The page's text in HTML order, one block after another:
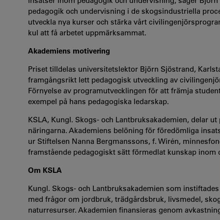
pedagogik och undervisning i de skogsindustriella
utveckla nya kurser och stärka vårt
kul att få arbetet uppmärksammat.
Akademiens motivering
Priset tilldelas universitetslektor Björn Sjöstrand,
framgångsrikt lett pedagogisk utveckling av
Förnyelse av programutvecklingen för att främja
exempel på hans pedagogiska ledarskap.
KSLA, Kungl. Skogs- och Lantbruksakademien, delar
näringarna. Akademiens belöning för föredömliga
ur Stiftelsen Nanna Bergmanssons, f. Wirén,
framstående pedagogiskt sätt förmedlat kunskap inom
Om KSLA
Kungl. Skogs- och Lantbruksakademien som
med frågor om jordbruk, trädgårdsbruk, livsmedel,
naturresurser. Akademien finansieras genom